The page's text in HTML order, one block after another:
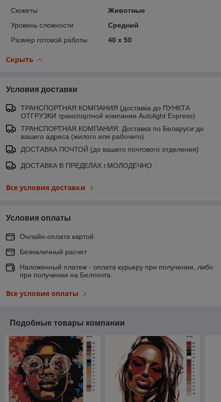
Сюжеты
Животные
Уровень сложности
Средний
Размер готовой работы
40 x 50
Скрыть
Условия доставки
ТРАНСПОРТНАЯ КОМПАНИЯ (доставка до ПУНКТА
ОТГРУЗКИ транспортной компании Autolight Express)
ТРАНСПОРТНАЯ КОМПАНИЯ: Доставка по Беларуси до
вашего адреса (жилого или рабочего)
ДОСТАВКА ПОЧТОЙ (до вашего почтового отделения)
ДОСТАВКА В ПРЕДЕЛАХ г.МОЛОДЕЧНО
Все условия доставки
Условия оплаты
Онлайн-оплата картой
Безналичный расчет
Наложенный платеж - оплата курьеру при получении, либо
при получении на Белпочта.
Все условия оплаты
Подобные товары компании